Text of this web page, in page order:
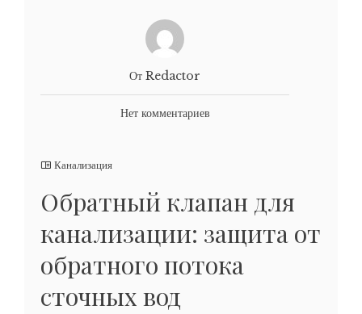
От Redactor
Нет комментариев
Канализация
Обратный клапан для
канализации: защита от
обратного потока
сточных вод